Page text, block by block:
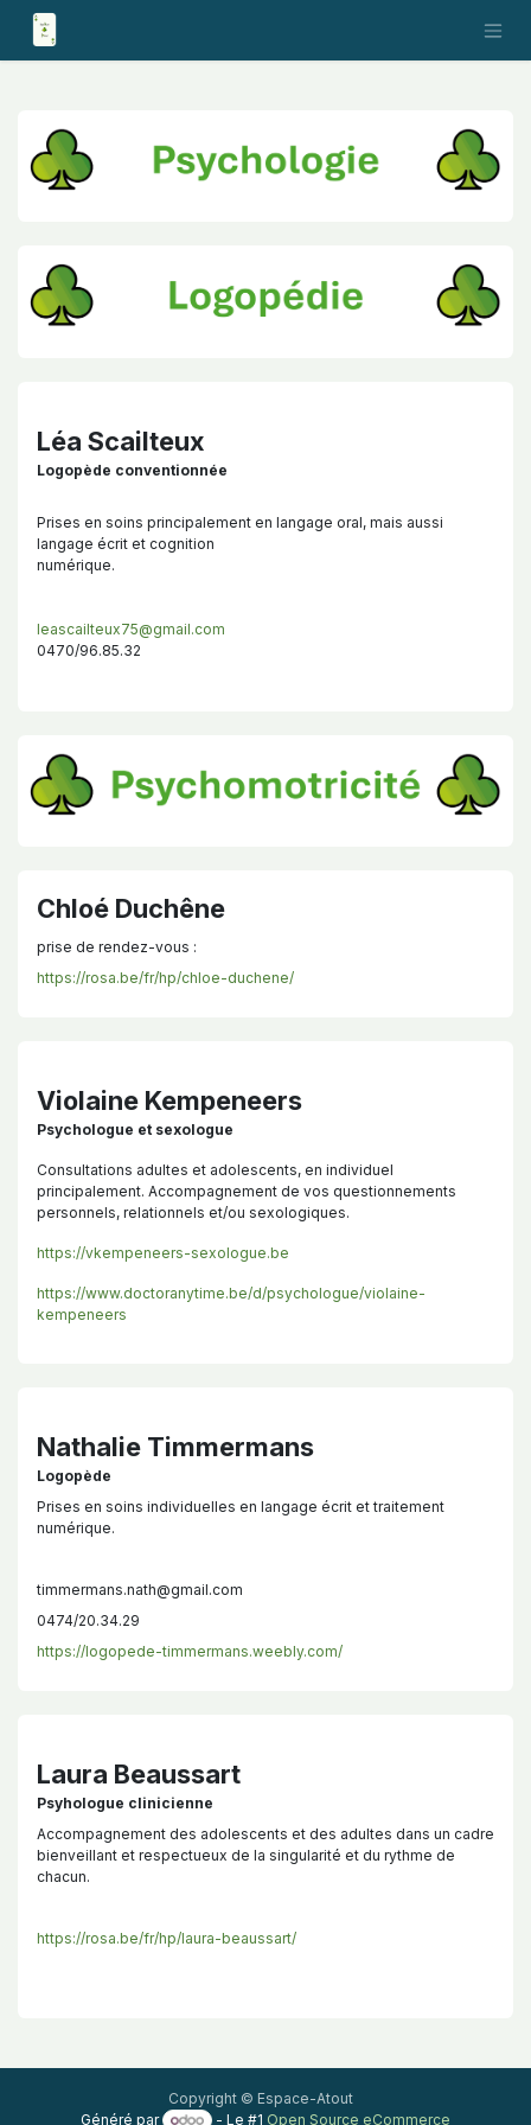
Se rendre au contenu
Léa Scailteux
Logopède conventionnée
Prises en soins principalement en langage oral, mais aussi
langage écrit et cognition
numérique.
leascailteux75@gmail.com
0470/96.85.32
Chloé Duchêne
prise de rendez-vous :
https://rosa.be/fr/hp/chloe-duchene/
Violaine Kempeneers
Psychologue et sexologue
Consultations adultes et adolescents, en individuel
principalement. Accompagnement de vos questionnements
personnels, relationnels et/ou sexologiques.
https://vkempeneers-sexologue.be
https://www.doctoranytime.be/d/psychologue/violaine-
kempeneers
Nathalie Timmermans
Logopède
Prises en soins individuelles en langage écrit et traitement
numérique.
timmermans.nath@gmail.com
0474/20.34.29
https://logopede-timmermans.weebly.com/
Laura Beaussart
Psyhologue clinicienne
Accompagnement des adolescents et des adultes dans un cadre
bienveillant et respectueux de la singularité et du rythme de
chacun.
https://rosa.be/fr/hp/laura-beaussart/
Copyright © Espace-Atout
Généré par
- Le #1 Open Source eCommerce